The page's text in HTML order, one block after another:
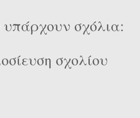
σχόλια:
σχολίου